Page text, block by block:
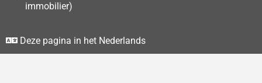
immobilier)
Deze pagina in het Nederlands